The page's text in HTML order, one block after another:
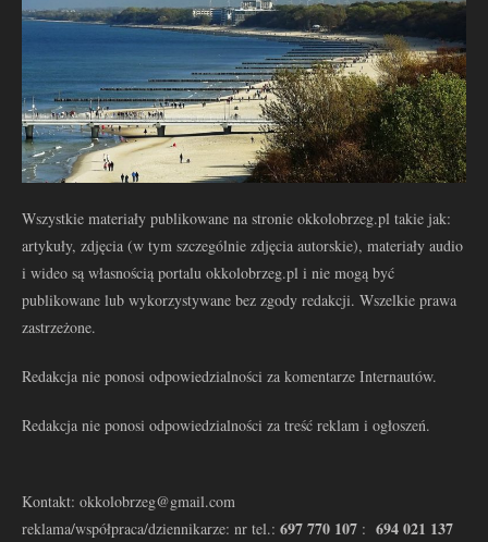
Wszystkie materiały publikowane na stronie okkolobrzeg.pl takie jak:
artykuły, zdjęcia (w tym szczególnie zdjęcia autorskie), materiały audio
i wideo są własnością portalu okkolobrzeg.pl i nie mogą być
publikowane lub wykorzystywane bez zgody redakcji. Wszelkie prawa
zastrzeżone.
Redakcja nie ponosi odpowiedzialności za komentarze Internautów.
Redakcja nie ponosi odpowiedzialności za treść reklam i ogłoszeń.
Kontakt: okkolobrzeg@gmail.com
reklama/współpraca/dziennikarze: nr tel.: 697 770 107 : 694 021 137